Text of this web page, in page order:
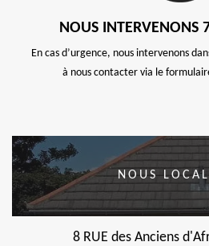
NOUS
En cas d’urgence, nous intervenons
à nous contacter via le
NOUS
8 RUE des Anciens